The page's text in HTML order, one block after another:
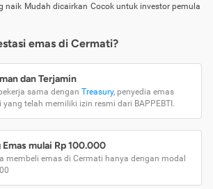
naik Mudah dicairkan Cocok untuk investor pemula
emas di Cermati?
dan Terjamin
sama dengan Treasury, penyedia emas
yang telah memiliki izin resmi dari BAPPEBTI.
Emas mulai Rp 100.000
membeli emas di Cermati hanya dengan modal